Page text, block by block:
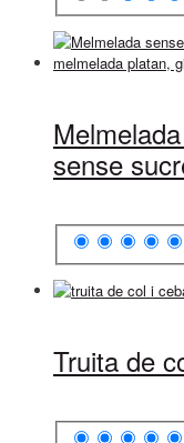
sense
Truita de